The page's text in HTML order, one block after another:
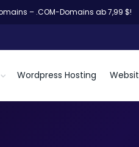
– .COM-Domains ab 7,99 $!
Wordpress Hosting